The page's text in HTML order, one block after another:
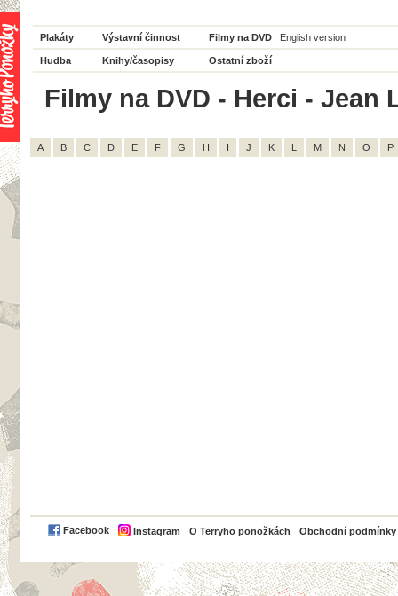
Plakáty Výstavní činnost Filmy na DVD English version
Hudba Knihy/časopisy Ostatní zboží
Filmy na DVD - Herci - Jean
A B C D E F G H I J K L M N O P
Facebook Instagram O Terryho ponožkách Obchodní podmínky
PayPal